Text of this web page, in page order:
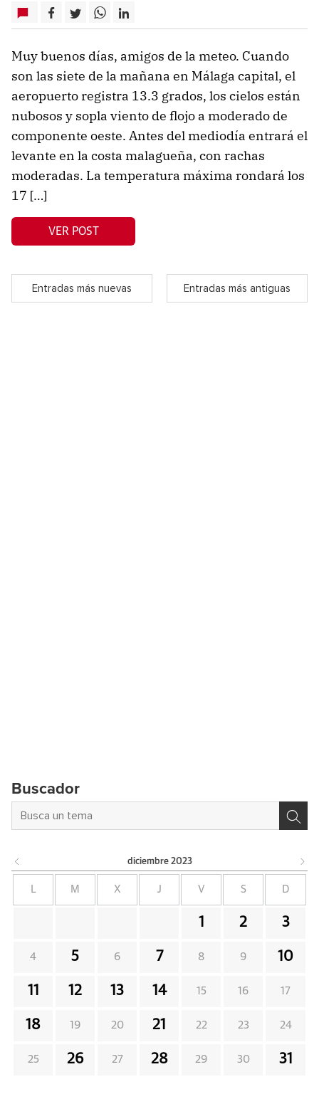
Muy buenos días, amigos de la meteo. Cuando
son las siete de la mañana en Málaga capital, el
aeropuerto registra 13.3 grados, los cielos están
nubosos y sopla viento de flojo a moderado de
componente oeste. Antes del mediodía entrará el
levante en la costa malagueña, con rachas
moderadas. La temperatura máxima rondará los
17 […]
VER POST
Entradas más nuevas Entradas más antiguas
Buscador
diciembre 2023
L M X J V S D
1 2 3
4 5 6 7 8 9 10
11 12 13 14 15 16 17
18 19 20 21 22 23 24
25 26 27 28 29 30 31